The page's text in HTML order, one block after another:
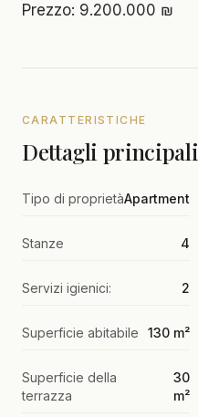
Prezzo: 9.200.000 ₪
CARATTERISTICHE
Dettagli principali
Tipo di proprietàApartment
Stanze 4
Servizi igienici: 2
Superficie abitabile 130 m²
Superficie della
terrazza
30
m²